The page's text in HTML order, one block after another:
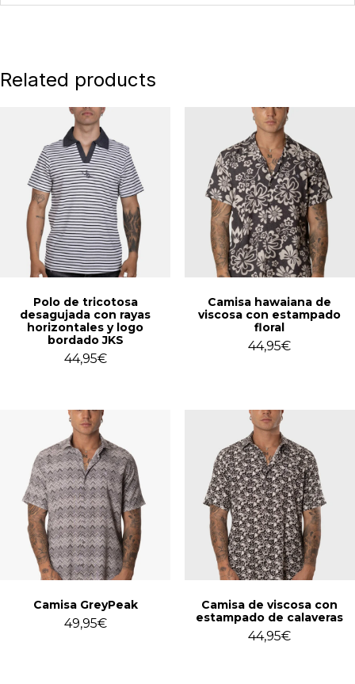
Related products
Polo de tricotosa
desagujada con rayas
horizontales y logo
bordado JKS
44,95€
Camisa hawaiana de
viscosa con estampado
floral
44,95€
Camisa GreyPeak
49,95€
Camisa de viscosa con
estampado de calaveras
44,95€